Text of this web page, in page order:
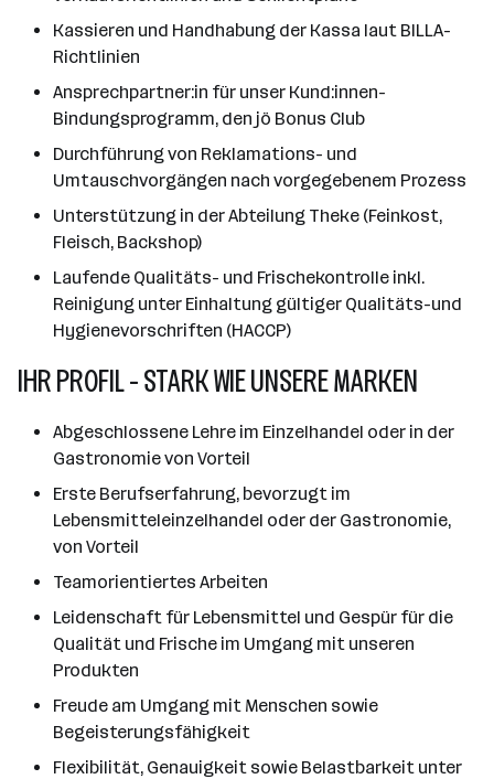
Kassieren und Handhabung der Kassa laut BILLA-
Richtlinien
Ansprechpartner:in für unser Kund:innen-
Bindungsprogramm, den jö Bonus Club
Durchführung von Reklamations- und
Umtauschvorgängen nach vorgegebenem Prozess
Unterstützung in der Abteilung Theke (Feinkost,
Fleisch, Backshop)
Laufende Qualitäts- und Frischekontrolle inkl.
Reinigung unter Einhaltung gültiger Qualitäts-und
Hygienevorschriften (HACCP)
IHR PROFIL - STARK WIE UNSERE MARKEN
Abgeschlossene Lehre im Einzelhandel oder in der
Gastronomie von Vorteil
Erste Berufserfahrung, bevorzugt im
Lebensmitteleinzelhandel oder der Gastronomie,
von Vorteil
Teamorientiertes Arbeiten
Leidenschaft für Lebensmittel und Gespür für die
Qualität und Frische im Umgang mit unseren
Produkten
Freude am Umgang mit Menschen sowie
Begeisterungsfähigkeit
Flexibilität, Genauigkeit sowie Belastbarkeit unter